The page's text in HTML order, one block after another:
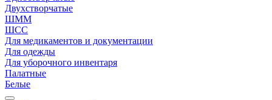
Двухстворчатые
ШММ
ШСС
Для медикаментов и документации
Для одежды
Для уборочного инвентаря
Палатные
Белые